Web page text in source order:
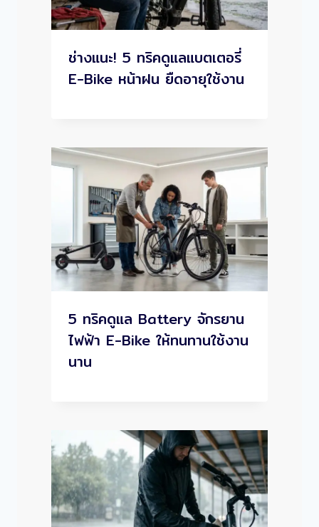
ช่างแนะ! 5 ทริคดูแลแบตเตอรี่
E-Bike หน้าฝน ยืดอายุใช้งาน
5 ทริคดูแล Battery จักรยาน
ไฟฟ้า E-Bike ให้ทนทานใช้งาน
นาน